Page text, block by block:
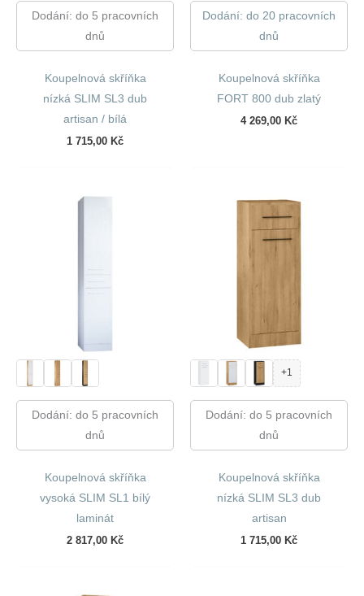
Dodání: do 5 pracovních
dnů
Koupelnová skříňka
nízká SLIM SL3 dub
artisan / bílá
1 715,00 Kč
Dodání: do 20 pracovních
dnů
Koupelnová skříňka
FORT 800 dub zlatý
4 269,00 Kč
Dodání: do 5 pracovních
dnů
Koupelnová skříňka
vysoká SLIM SL1 bílý
laminát
2 817,00 Kč
+1
Dodání: do 5 pracovních
dnů
Koupelnová skříňka
nízká SLIM SL3 dub
artisan
1 715,00 Kč